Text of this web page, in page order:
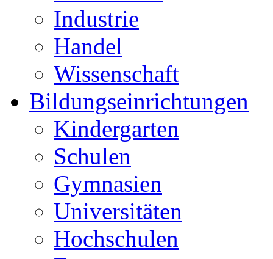
Industrie
Handel
Wissenschaft
Bildungseinrichtungen
Kindergarten
Schulen
Gymnasien
Universitäten
Hochschulen